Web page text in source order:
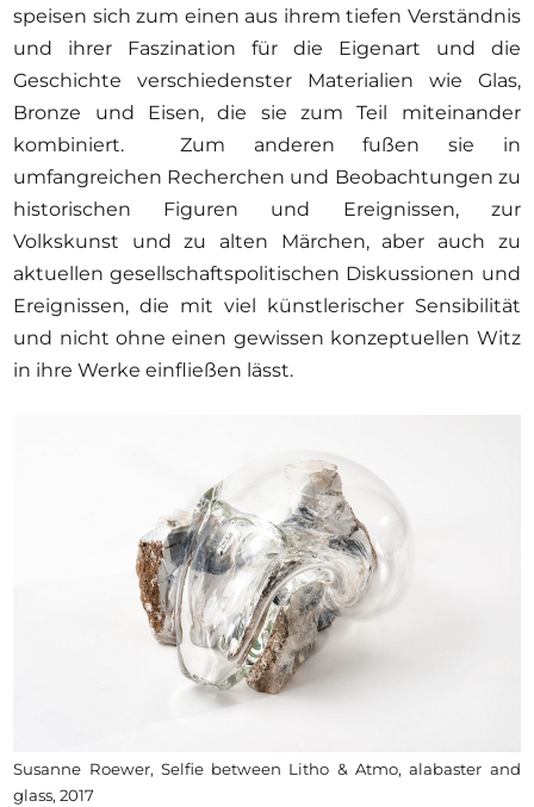
speisen sich zum einen aus ihrem tiefen Verständnis
und ihrer Faszination für die Eigenart und die
Geschichte verschiedenster Materialien wie Glas,
Bronze und Eisen, die sie zum Teil miteinander
kombiniert. Zum anderen fußen sie in
umfangreichen Recherchen und Beobachtungen zu
historischen Figuren und Ereignissen, zur
Volkskunst und zu alten Märchen, aber auch zu
aktuellen gesellschaftspolitischen Diskussionen und
Ereignissen, die mit viel künstlerischer Sensibilität
und nicht ohne einen gewissen konzeptuellen Witz
in ihre Werke einfließen lässt.
Susanne Roewer, Selfie between Litho & Atmo, alabaster and
glass, 2017